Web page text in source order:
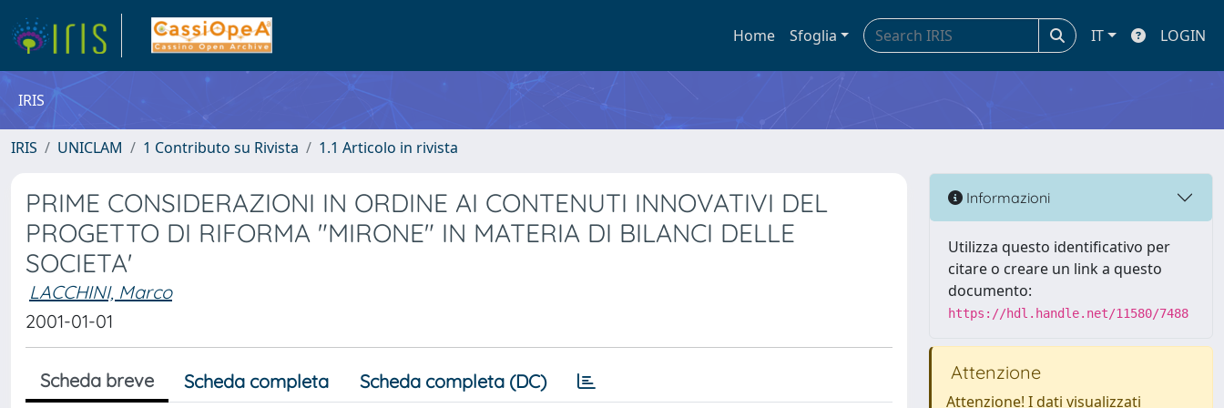
Home Sfoglia IT LOGIN
IRIS
IRIS UNICLAM 1 Contributo su Rivista 1.1 Articolo in rivista
PRIME CONSIDERAZIONI IN ORDINE AI CONTENUTI INNOVATIVI DEL
PROGETTO DI RIFORMA "MIRONE" IN MATERIA DI BILANCI DELLE
SOCIETA'
LACCHINI, Marco
2001-01-01
Scheda breve Scheda completa Scheda completa (DC)
Informazioni
Utilizza questo identificativo per
citare o creare un link a questo
documento:
https://hdl.handle.net/11580/7488
Attenzione
Attenzione! I dati visualizzati